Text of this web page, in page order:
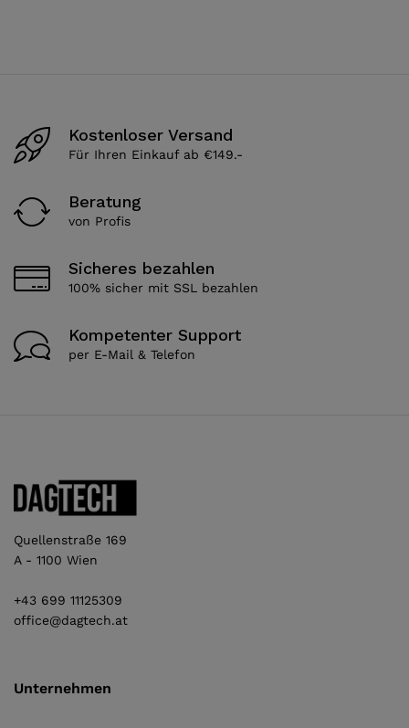
Kostenloser Versand
Für Ihren Einkauf ab €149.-
Beratung
von Profis
Sicheres bezahlen
100% sicher mit SSL bezahlen
Kompetenter Support
per E-Mail & Telefon
Quellenstraße 169
A - 1100 Wien
+43 699 11125309
office@dagtech.at
Unternehmen